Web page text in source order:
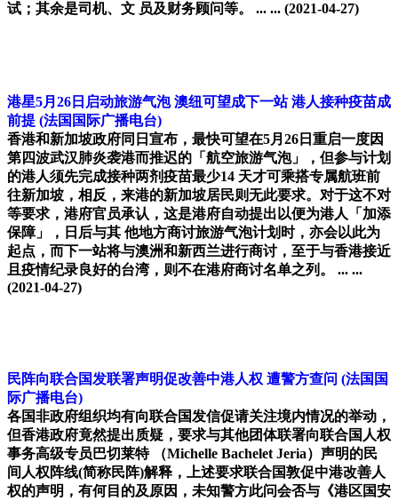
试；其余是司机、文 员及财务顾问等。 ... ... (2021-04-27)
港星5月26日启动旅游气泡 澳纽可望成下一站 港人接种疫苗成
前提 (法国国际广播电台)
香港和新加坡政府同日宣布，最快可望在5月26日重启一度因
第四波武汉肺炎袭港而推迟的「航空旅游气泡」，但参与计划
的港人须先完成接种两剂疫苗最少14 天才可乘搭专属航班前
往新加坡，相反，来港的新加坡居民则无此要求。对于这不对
等要求，港府官员承认，这是港府自动提出以便为港人「加添
保障」，日后与其 他地方商讨旅游气泡计划时，亦会以此为
起点，而下一站将与澳洲和新西兰进行商讨，至于与香港接近
且疫情纪录良好的台湾，则不在港府商讨名单之列。 ... ...
(2021-04-27)
民阵向联合国发联署声明促改善中港人权 遭警方查问 (法国国
际广播电台)
各国非政府组织均有向联合国发信促请关注境内情况的举动，
但香港政府竟然提出质疑，要求与其他团体联署向联合国人权
事务高级专员巴切莱特 （Michelle Bachelet Jeria）声明的民
间人权阵线(简称民阵)解释，上述要求联合国敦促中港改善人
权的声明，有何目的及原因，未知警方此问会否与《港区国安